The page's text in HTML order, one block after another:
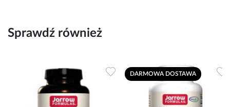
Sprawdź również
Dodaj do ulubionych Dodaj do ulubionych
DARMOWA DOSTAWA